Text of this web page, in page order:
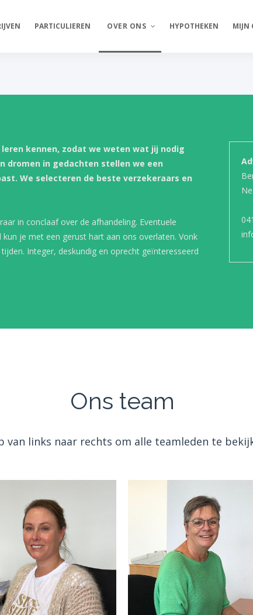
PARTICULIEREN OVER ONS HYPOTHEKEN MIJN
kennen, zodat we weten wat jij nodig
dromen in gedachten stellen we een
We selecteren de beste verzekeraars en
in conclaaf over de afhandeling. Eventuele
je met een gerust hart aan ons overlaten. Vonk
Integer, deskundig en oprecht geïnteresseerd
Ons team
van links naar rechts om alle teamleden te